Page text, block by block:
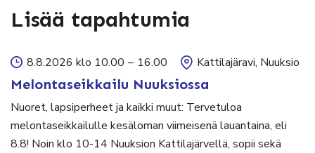
Lisää tapahtumia
8.8.2026 klo 10.00 – 16.00 Kattilajäravi, Nuuksio
Melontaseikkailu Nuuksiossa
Nuoret, lapsiperheet ja kaikki muut: Tervetuloa
melontaseikkailulle kesäloman viimeisenä lauantaina, eli
8.8! Noin klo 10-14 Nuuksion Kattilajärvellä, sopii sekä